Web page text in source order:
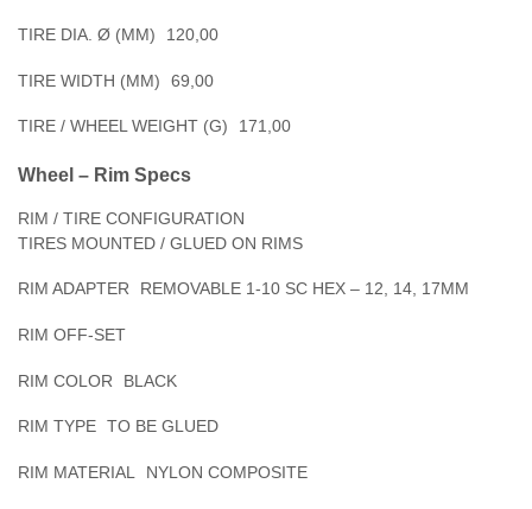
TIRE DIA. Ø (MM) 120,00
TIRE WIDTH (MM) 69,00
TIRE / WHEEL WEIGHT (G) 171,00
Wheel – Rim Specs
RIM / TIRE CONFIGURATION
TIRES MOUNTED / GLUED ON RIMS
RIM ADAPTER REMOVABLE 1-10 SC HEX – 12, 14, 17MM
RIM OFF-SET
RIM COLOR BLACK
RIM TYPE TO BE GLUED
RIM MATERIAL NYLON COMPOSITE